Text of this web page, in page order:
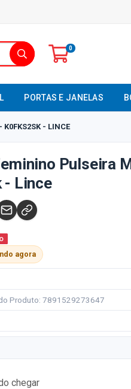
0
PORTAS E JANELAS
K0FKS2SK - LINCE
Pulseira
- Lince
agora
Produto: 7891529273647
chegar